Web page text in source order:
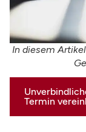
In diesem
Termin